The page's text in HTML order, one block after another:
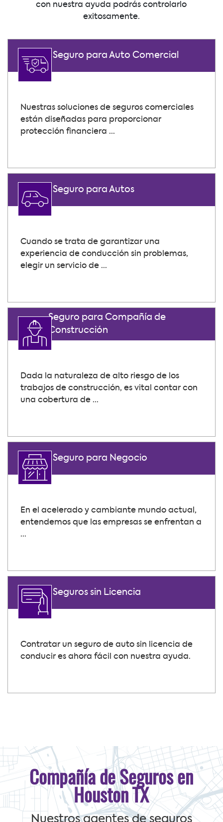
con nuestra ayuda podrás controlarlo
exitosamente.
Seguro para Auto Comercial
Nuestras soluciones de seguros comerciales
están diseñadas para proporcionar
protección financiera ...
Seguro para Autos
Cuando se trata de garantizar una
experiencia de conducción sin problemas,
elegir un servicio de ...
Seguro para Compañía de
Construcción
Dada la naturaleza de alto riesgo de los
trabajos de construcción, es vital contar con
una cobertura de ...
Seguro para Negocio
En el acelerado y cambiante mundo actual,
entendemos que las empresas se enfrentan a
...
Seguros sin Licencia
Contratar un seguro de auto sin licencia de
conducir es ahora fácil con nuestra ayuda.
Compañía de Seguros en
Houston TX
Nuestros agentes de seguros